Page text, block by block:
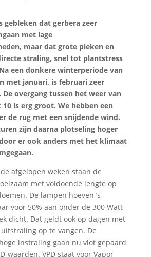
gebleken dat gerbera zeer
met lage
maar dat grote pieken en
straling, snel tot plantstress
een donkere winterperiode van
met januari, is februari zeer
De overgang tussen het weer van
is erg groot. We hebben een
de rug met een snijdende wind.
zijn daarna plotseling hoger
er ook anders met het klimaat
afgelopen weken staan de
met voldoende lengte op
De lampen hoeven ’s
voor 50% aan onder de 300 Watt
dicht. Dat geldt ook op dagen met
op te vangen. De
instraling gaan nu vlot gepaard
waarden. VPD staat voor Vapor